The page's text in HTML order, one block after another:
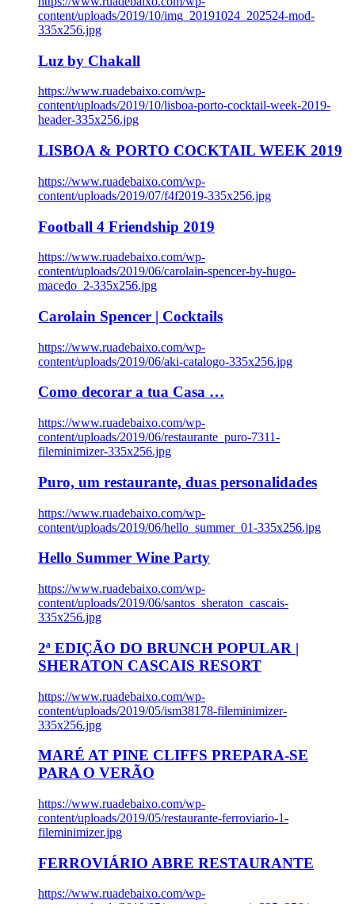
content/uploads/2019/10/img_20191024_202524-mod-
335x256.jpg
Luz by Chakall
https://www.ruadebaixo.com/wp-
content/uploads/2019/10/lisboa-porto-cocktail-week-2019-
header-335x256.jpg
LISBOA & PORTO COCKTAIL WEEK 2019
https://www.ruadebaixo.com/wp-
content/uploads/2019/07/f4f2019-335x256.jpg
Football 4 Friendship 2019
https://www.ruadebaixo.com/wp-
content/uploads/2019/06/carolain-spencer-by-hugo-
macedo_2-335x256.jpg
Carolain Spencer | Cocktails
https://www.ruadebaixo.com/wp-
content/uploads/2019/06/aki-catalogo-335x256.jpg
Como decorar a tua Casa …
https://www.ruadebaixo.com/wp-
content/uploads/2019/06/restaurante_puro-7311-
fileminimizer-335x256.jpg
Puro, um restaurante, duas personalidades
https://www.ruadebaixo.com/wp-
content/uploads/2019/06/hello_summer_01-335x256.jpg
Hello Summer Wine Party
https://www.ruadebaixo.com/wp-
content/uploads/2019/06/santos_sheraton_cascais-
335x256.jpg
2ª EDIÇÃO DO BRUNCH POPULAR |
SHERATON CASCAIS RESORT
https://www.ruadebaixo.com/wp-
content/uploads/2019/05/ism38178-fileminimizer-
335x256.jpg
MARÉ AT PINE CLIFFS PREPARA-SE
PARA O VERÃO
https://www.ruadebaixo.com/wp-
content/uploads/2019/05/restaurante-ferroviario-1-
fileminimizer.jpg
FERROVIÁRIO ABRE RESTAURANTE
https://www.ruadebaixo.com/wp-